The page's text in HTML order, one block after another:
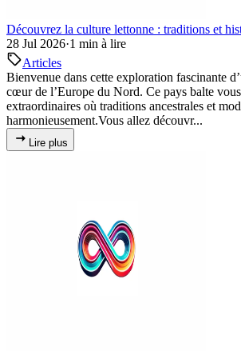
Découvrez la culture lettonne : traditions et
28 Jul 2026·1 min à lire
Articles
Bienvenue dans cette exploration fascinante
cœur de l’Europe du Nord. Ce pays balte
extraordinaires où traditions ancestrales et
harmonieusement.Vous allez découvr...
Lire plus